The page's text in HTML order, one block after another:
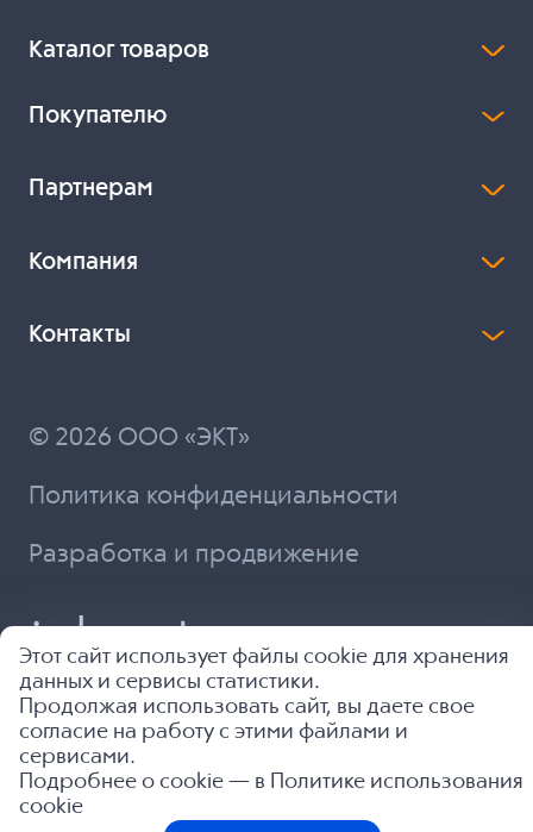
Каталог товаров
Покупателю
Партнерам
Компания
Контакты
© 2026 ООО «ЭКТ»
Политика конфиденциальности
Разработка и продвижение
Этот сайт использует файлы cookie для хранения
данных и сервисы статистики.
Продолжая использовать сайт, вы даете свое
согласие на работу с этими файлами и
сервисами.
Подробнее о cookie — в
Политике использования
cookie